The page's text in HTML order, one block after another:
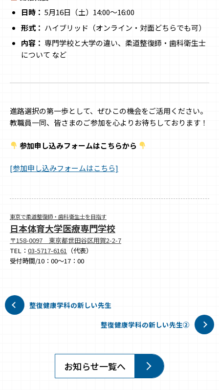
日時： 5月16日（土）14:00〜16:00
形式： ハイブリッド（オンライン・対面どちらでも可）
内容： 専門学校と大学の違い、柔道整復師・歯科衛生士
について など
進路選択の第一歩として、ぜひこの機会をご活用ください。
教職員一同、皆さまのご参加を心よりお待ちしております！
参加申し込みフォームはこちらから
[参加申し込みフォームはこちら]
東京で柔道整復師・歯科衛生士を目指す
日本体育大学医療専門学校
〒158-0097 東京都世田谷区用賀2-2-7
TEL： 03-5717-6161 （代表）
受付時間/10：00～17：00
整復健康学科の新しい先生
整復健康学科の新しい先生②
お知らせ一覧へ